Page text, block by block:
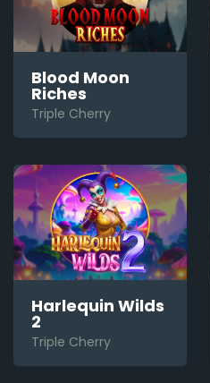
Blood Moon
Riches
Triple Cherry
Harlequin Wilds
2
Triple Cherry